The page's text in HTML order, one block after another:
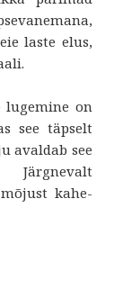
laste elus,
lugemine on
see täpselt
avaldab see
Järgnevalt
kahe-